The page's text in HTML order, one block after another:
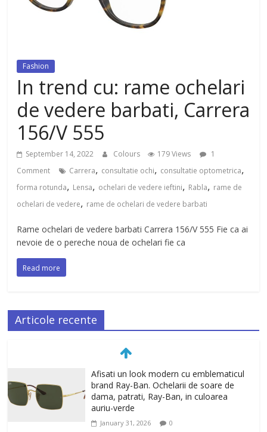
dezvoltat, cu Flexor Fitness-
dispozitiv pentru tonifiere muschi
Fashion
In trend cu: rame ochelari
de vedere barbati, Carrera
156/V 555
September 14, 2022 Colours 179 Views
1
Comment
Carrera, consultatie ochi, consultatie optometrica,
forma rotunda, Lensa, ochelari de vedere ieftini, Rabla, rame de
ochelari de vedere, rame de ochelari de vedere barbati
Rame ochelari de vedere barbati Carrera 156/V 555 Fie ca ai
nevoie de o pereche noua de ochelari fie ca
Read more
Articole recente
Afisati un look modern cu emblematicul
brand Ray-Ban. Ochelarii de soare de
dama, patrati, Ray-Ban, in culoarea
auriu-verde
January 31, 2026 0